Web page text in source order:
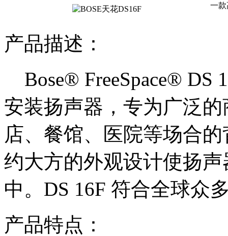
一
产品描述：
Bose® FreeSpace® DS
安装扬声器，专为广泛
店、餐馆、医院等场合
约大方的外观设计使扬
中。DS 16F 符合全球众
产品特点：